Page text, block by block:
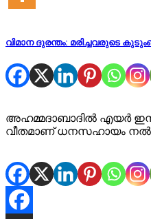
വിമാന ദുരന്തം: മരിച്ചവരുടെ
അഹമ്മദാബാദിൽ എയർ
വീതമാണ് ധനസഹായം